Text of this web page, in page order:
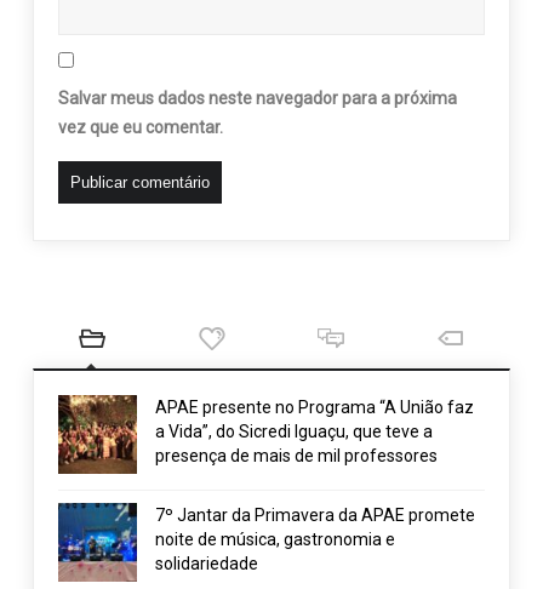
Salvar meus dados neste navegador para a próxima
vez que eu comentar.
APAE presente no Programa “A União faz
a Vida”, do Sicredi Iguaçu, que teve a
presença de mais de mil professores
7º Jantar da Primavera da APAE promete
noite de música, gastronomia e
solidariedade